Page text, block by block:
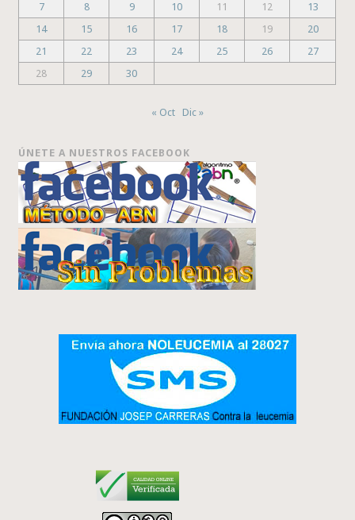
7
8 9 10 11 12
13
14
15 16 17 18 19
20
21
22 23 24 25 26
27
28
29 30
« Oct Dic »
ÚNETE A NUESTROS FACEBOOK